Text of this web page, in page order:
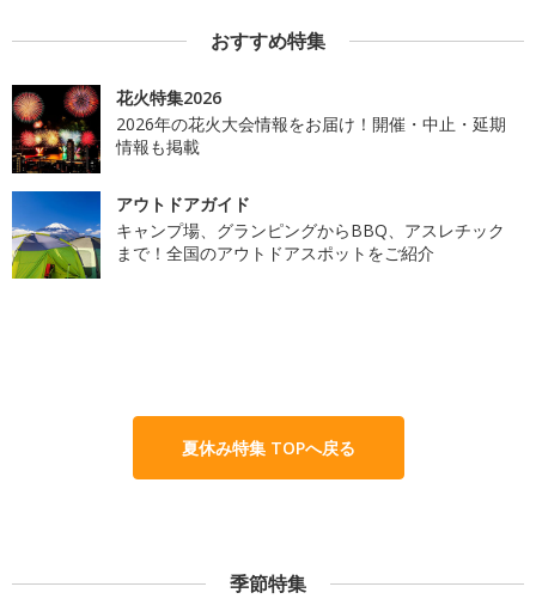
おすすめ特集
花火特集2026
2026年の花火大会情報をお届け！開催・中止・延期
情報も掲載
アウトドアガイド
キャンプ場、グランピングからBBQ、アスレチック
まで！全国のアウトドアスポットをご紹介
夏休み特集 TOPへ戻る
季節特集